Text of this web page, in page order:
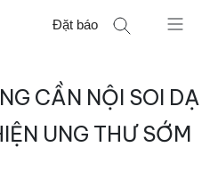
Đặt báo
CẦN NỘI SOI DẠ
UNG THƯ SỚM